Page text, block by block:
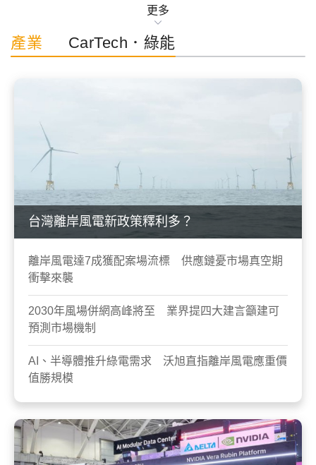
更多
產業 CarTech．綠能
台灣離岸風電新政策釋利多？
離岸風電達7成獲配案場流標 供應鏈憂市場真空期
衝擊來襲
2030年風場併網高峰將至 業界提四大建言籲建可
預測市場機制
AI、半導體推升綠電需求 沃旭直指離岸風電應重價
值勝規模